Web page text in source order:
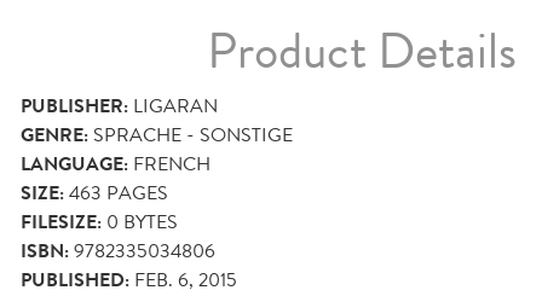
Product Details
PUBLISHER: LIGARAN
GENRE: SPRACHE - SONSTIGE
LANGUAGE: FRENCH
SIZE:463 PAGES
FILESIZE: 0 BYTES
ISBN:9782335034806
PUBLISHED: FEB. 6, 2015